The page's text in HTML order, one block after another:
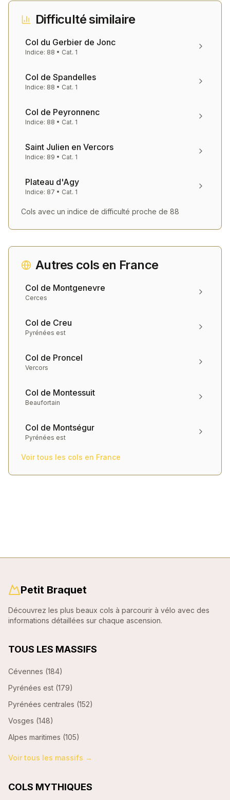
Difficulté similaire
Col du Gerbier de Jonc
Indice: 88 • Cat. 1
Col de Spandelles
Indice: 88 • Cat. 1
Col de Peyronnenc
Indice: 88 • Cat. 1
Saint Julien en Vercors
Indice: 89 • Cat. 1
Plateau d'Agy
Indice: 87 • Cat. 1
Cols avec un indice de difficulté proche de 88
Autres cols en France
Col de Montgenevre
Cerces
Col de Creu
Pyrénées est
Col de Proncel
Vercors
Col de Montessuit
Beaufortain
Col de Montségur
Pyrénées est
Voir tous les cols en France
Petit Braquet
Découvrez les plus beaux cols à parcourir à vélo avec des
informations détaillées sur chaque ascension.
TOUS LES MASSIFS
Cévennes (184)
Pyrénées est (179)
Pyrénées centrales (152)
Vosges (148)
Alpes maritimes (105)
Voir tous les massifs →
COLS MYTHIQUES